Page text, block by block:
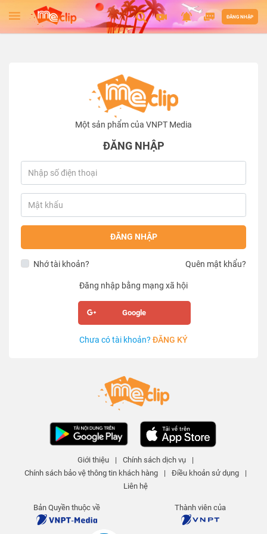
ĐĂNG NHẬP
Một sản phẩm của VNPT Media
ĐĂNG NHẬP
ĐĂNG NHẬP
Nhớ tài khoản? Quên mật khẩu?
Đăng nhập bằng mạng xã hội
Google
Chưa có tài khoản? ĐĂNG KÝ
Giới thiệu | Chính sách dịch vụ
|
Chính sách bảo vệ thông tin khách hàng
| Điều khoản sử dụng
|
Liên hệ
Bản Quyền thuộc về Thành viên của